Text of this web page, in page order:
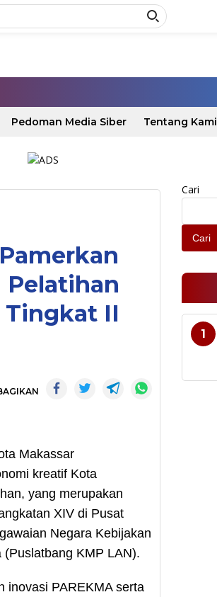
Pedoman Media Siber Tentang Kami
Pelatihan
Tingkat II
Makassar
kreatif Kota
yang merupakan
XIV di Pusat
Negara Kebijakan
KMP LAN).
inovasi PAREKMA serta
Cari
Cari
1